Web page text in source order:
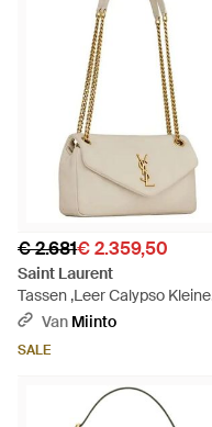
€ 2.681€ 2.359,50
Saint Laurent
Tassen ,Leer Calypso Kleine
Tas - Naturel
Van Miinto
SALE